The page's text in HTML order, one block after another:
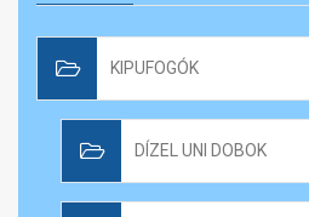
KIPUFOGÓK
DÍZEL UNI DOBOK